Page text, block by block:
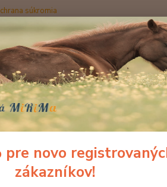
súkromia
Hľadať
a mačky Rastlinné a živočíšne oleje
OIL 1l
pre novo
zákazníkov!